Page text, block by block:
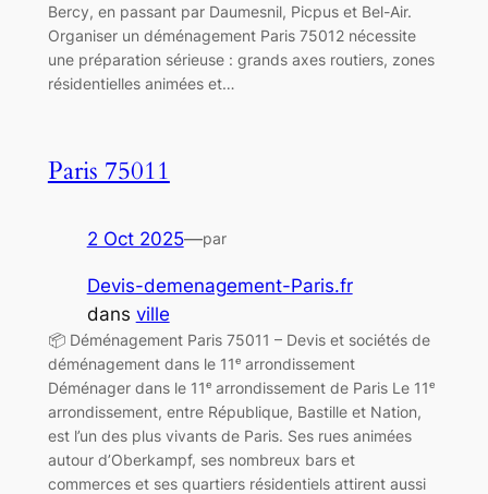
Bercy, en passant par Daumesnil, Picpus et Bel-Air.
Organiser un déménagement Paris 75012 nécessite
une préparation sérieuse : grands axes routiers, zones
résidentielles animées et…
Paris 75011
2 Oct 2025—par
Devis-demenagement-Paris.fr
dans ville
📦 Déménagement Paris 75011 – Devis et sociétés de
déménagement dans le 11ᵉ arrondissement
Déménager dans le 11ᵉ arrondissement de Paris Le 11ᵉ
arrondissement, entre République, Bastille et Nation,
est l’un des plus vivants de Paris. Ses rues animées
autour d’Oberkampf, ses nombreux bars et
commerces et ses quartiers résidentiels attirent aussi